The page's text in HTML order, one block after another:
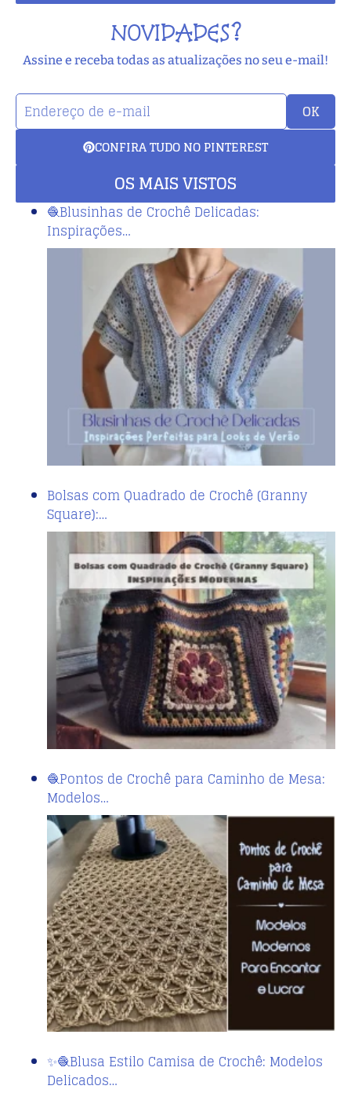
NOVIDADES?
Assine e receba todas as atualizações no seu e-mail!
OK
CONFIRA TUDO NO PINTEREST
OS MAIS VISTOS
🧶Blusinhas de Crochê Delicadas:
Inspirações…
Bolsas com Quadrado de Crochê (Granny
Square):…
🧶Pontos de Crochê para Caminho de Mesa:
Modelos…
✨🧶Blusa Estilo Camisa de Crochê: Modelos
Delicados…